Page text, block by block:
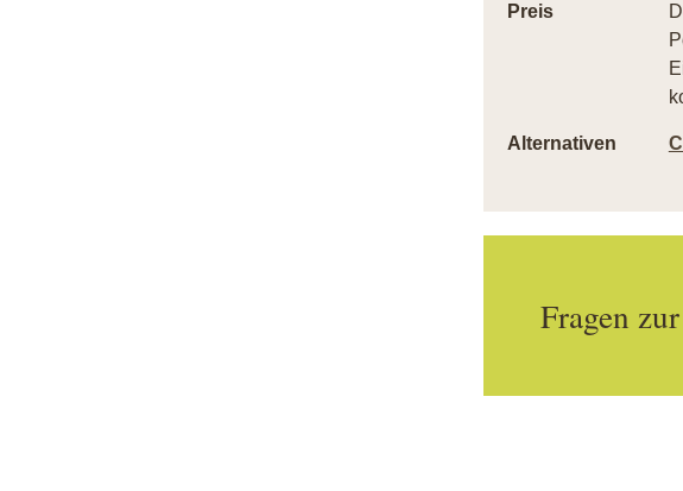
Preis
Alternativen
Fragen